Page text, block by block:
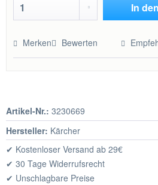
In den
Merken Bewerten
Artikel-Nr.: 3230669
Hersteller: Kärcher
✔ Kostenloser Versand ab 29€
✔ 30 Tage Widerrufsrecht
✔ Unschlagbare Preise